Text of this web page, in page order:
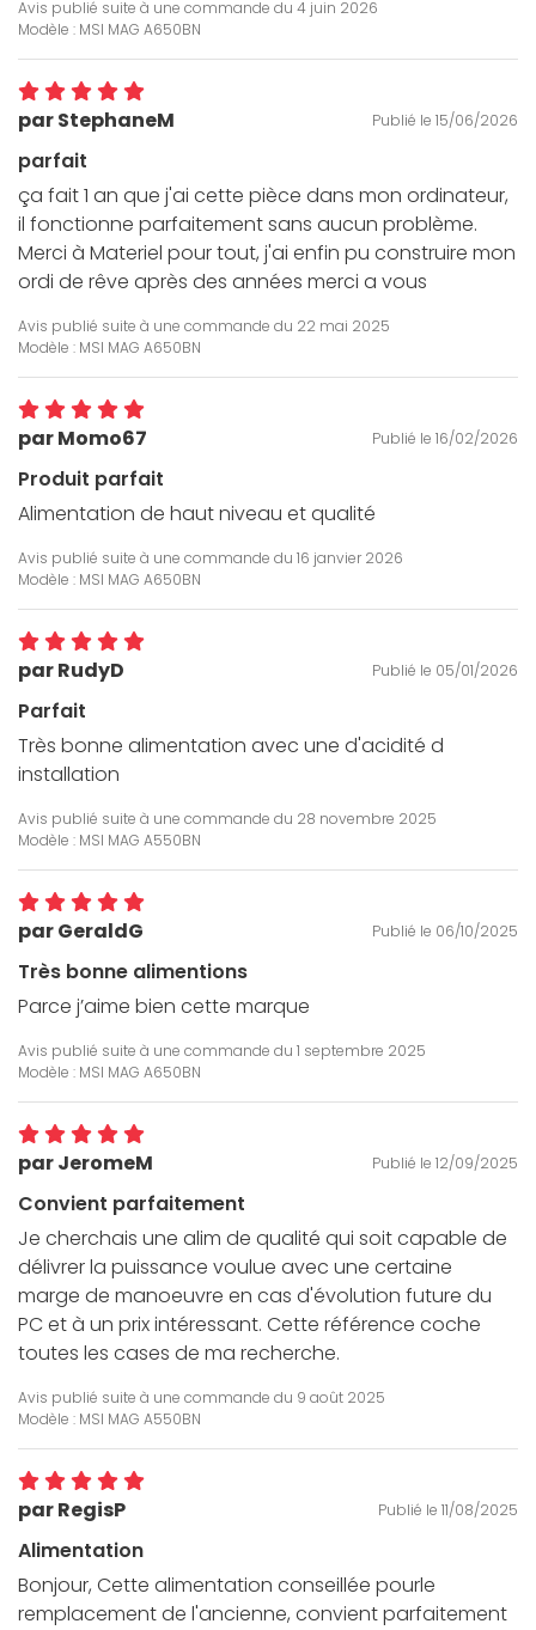
Avis publié suite à une commande du 4 juin 2026
Modèle : MSI MAG A650BN
par StephaneM Publié le 15/06/2026
parfait
ça fait 1 an que j'ai cette pièce dans mon ordinateur,
il fonctionne parfaitement sans aucun problème.
Merci à Materiel pour tout, j'ai enfin pu construire mon
ordi de rêve après des années merci a vous
Avis publié suite à une commande du 22 mai 2025
Modèle : MSI MAG A650BN
par Momo67 Publié le 16/02/2026
Produit parfait
Alimentation de haut niveau et qualité
Avis publié suite à une commande du 16 janvier 2026
Modèle : MSI MAG A650BN
par RudyD Publié le 05/01/2026
Parfait
Très bonne alimentation avec une d'acidité d
installation
Avis publié suite à une commande du 28 novembre 2025
Modèle : MSI MAG A550BN
par GeraldG Publié le 06/10/2025
Très bonne alimentions
Parce j’aime bien cette marque
Avis publié suite à une commande du 1 septembre 2025
Modèle : MSI MAG A650BN
par JeromeM Publié le 12/09/2025
Convient parfaitement
Je cherchais une alim de qualité qui soit capable de
délivrer la puissance voulue avec une certaine
marge de manoeuvre en cas d'évolution future du
PC et à un prix intéressant. Cette référence coche
toutes les cases de ma recherche.
Avis publié suite à une commande du 9 août 2025
Modèle : MSI MAG A550BN
par RegisP Publié le 11/08/2025
Alimentation
Bonjour, Cette alimentation conseillée pourle
remplacement de l'ancienne, convient parfaitement